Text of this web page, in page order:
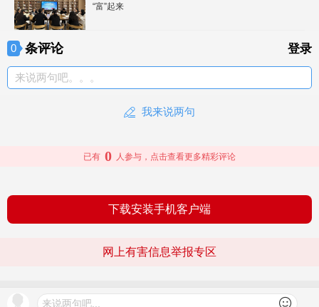
“富”起来
0 条评论 登录
来说两句吧。。。
我来说两句
来说两句吧...
已有 0 人参与，点击查看更多精彩评论
下载安装手机客户端
网上有害信息举报专区
查看更多
© 2026 文旅头条 版权所有